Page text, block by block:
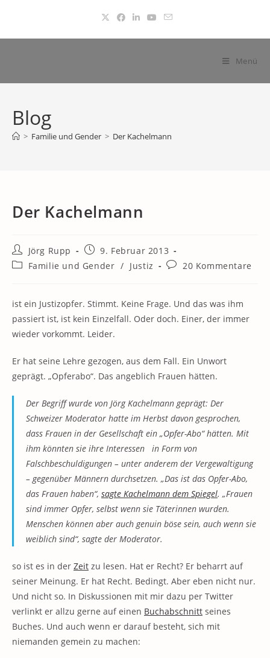
springen
Menü
Blog
> Familie und Gender > Der Kachelmann
Der Kachelmann
Beitrags-
Autor:
Jörg Rupp
Beitrag
veröffentlicht:
9. Februar 2013
Beitrags-
Familie und Gender / Justiz
Beitrags-
20 Kommentare
ist ein Justizopfer. Stimmt. Keine Frage. Und das was ihm
passiert ist, ist kein Einzelfall. Oder doch. Einer, der immer
wieder vorkommt. Leider.
Er hat seine Lehre gezogen, aus dem Fall. Ein Unwort
geprägt. „Opferabo“. Das angeblich Frauen hätten.
Der Begriff wurde von Jörg Kachelmann geprägt: Der
Schweizer Moderator hatte im Herbst davon gesprochen,
dass Frauen in der Gesellschaft ein „Opfer-Abo“ hätten. Mit
ihm könnten sie ihre Interessen in Form von
Falschbeschuldigungen – unter anderem der Vergewaltigung
– gegenüber Männern durchsetzen. „Das ist das Opfer-Abo,
das Frauen haben“, sagte Kachelmann dem Spiegel. „Frauen
sind immer Opfer, selbst wenn sie Täterinnen wurden.
Menschen können aber auch genuin böse sein, auch wenn sie
weiblich sind“, sagte der Moderator.
so ist es in der Zeit zu lesen. Hat er Recht? Er beharrt auf
seiner Meinung. Er hat Recht. Bedingt. Aber eben nicht nur.
Und nicht so. In Diskussionen mit mir dazu per Twitter
verlinkt er allzu gerne auf einen Buchabschnitt seines
Buches. Und auch wenn er darauf besteht, sich mit
niemanden gemein zu machen: